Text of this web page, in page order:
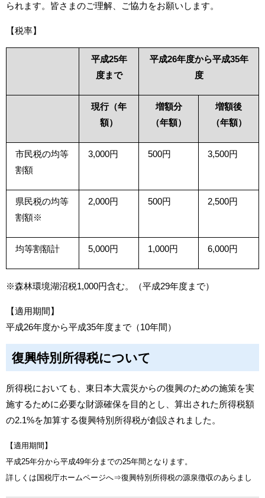
られます。皆さまのご理解、ご協力をお願いします。
【税率】
平成25年
度まで
平成26年度から平成35年
度
現行（年
額）
増額分
（年額）
増額後
（年額）
市民税の均等
割額
3,000円 500円 3,500円
県民税の均等
割額※
2,000円 500円 2,500円
均等割額計 5,000円 1,000円 6,000円
※森林環境湖沼税1,000円含む。（平成29年度まで）
【適用期間】
平成26年度から平成35年度まで（10年間）
復興特別所得税について
所得税においても、東日本大震災からの復興のための施策を実
施するために必要な財源確保を目的とし、算出された所得税額
の2.1%を加算する復興特別所得税が創設されました。
【適用期間】
平成25年分から平成49年分までの25年間となります。
詳しくは国税庁ホームページへ⇒復興特別所得税の源泉徴収のあらまし